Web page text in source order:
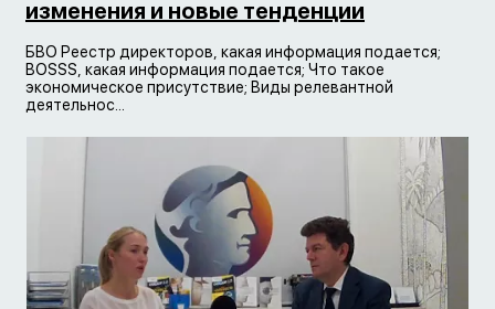
изменения и новые тенденции
БВО Реестр директоров, какая информация подается;
BOSSS, какая информация подается; Что такое
экономическое присутствие; Виды релевантной
деятельнос...